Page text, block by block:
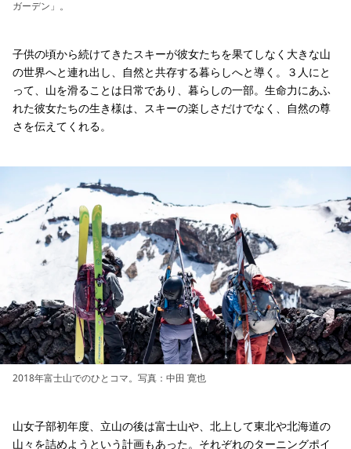
ガーデン」。
子供の頃から続けてきたスキーが彼女たちを果てしなく大きな山
の世界へと連れ出し、自然と共存する暮らしへと導く。３人にと
って、山を滑ることは日常であり、暮らしの一部。生命力にあふ
れた彼女たちの生き様は、スキーの楽しさだけでなく、自然の尊
さを伝えてくれる。
2018年富士山でのひとコマ。写真：中田 寛也
山女子部初年度、立山の後は富士山や、北上して東北や北海道の
山々を詰めようという計画もあった。それぞれのターニングポイ